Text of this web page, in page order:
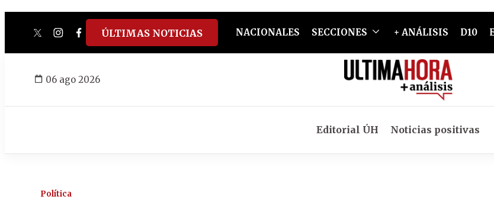
twitterinstagram
facebook
tiktokyoutube
spotify
ÚLTIMAS NOTICIAS NACIONALES SECCIONES + ANÁLISIS D10
06 ago 2026
Editorial ÚH Noticias positivas
Política